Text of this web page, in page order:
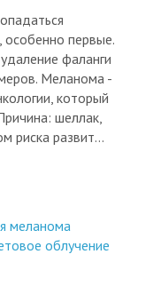
первые.
фаланги
Меланома -
который
шеллак,
риска развит...
меланома
облучение